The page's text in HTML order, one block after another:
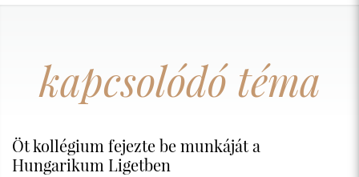
kapcsolódó téma
Öt kollégium fejezte be munkáját a
Hungarikum Ligetben